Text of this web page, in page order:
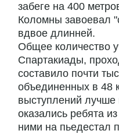
забеге на 400
Коломны завоевал
вдвое длинней.
Общее количество
Спартакиады,
составило почти
объединенных в 48
выступлений лучше
оказались ребята
ними на пьедестал